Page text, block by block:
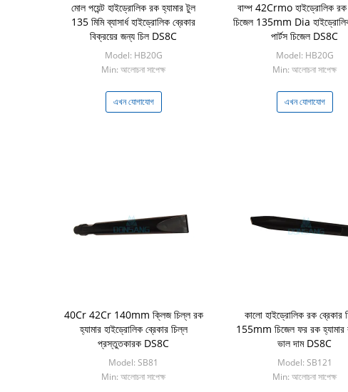
মোল পয়েন্ট হাইড্রোলিক রক হ্যামার টুল
135 মিমি ব্যাসার্ধ হাইড্রোলিক ব্রেকার
বিক্রয়ের জন্য চিল DS8C
Model: HB20G
Min: আলোচনা সাপেক্ষ
এখন যোগাযোগ
বাম্প 42Crmo হাইড্রোলিক রক
চিজেল 135mm Dia
পার্টস চিজেল DS8C
Model: HB20G
Min: আলোচনা সাপেক্ষ
এখন যোগাযোগ
40Cr 42Cr 140mm ক্লিজ চিল্ল রক
হ্যামার হাইড্রোলিক ব্রেকার চিল্ল
প্রস্তুতকারক DS8C
Model: SB81
Min: আলোচনা সাপেক্ষ
কালো হাইড্রোলিক রক ব্রেকার
155mm চিজেল ফর রক হ্যামার
ভাল দাম DS8C
Model: SB121
Min: আলোচনা সাপেক্ষ